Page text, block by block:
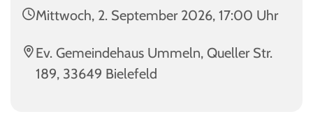
Mittwoch, 2. September 2026, 17:00 Uhr
Ev. Gemeindehaus Ummeln, Queller Str.
189, 33649 Bielefeld